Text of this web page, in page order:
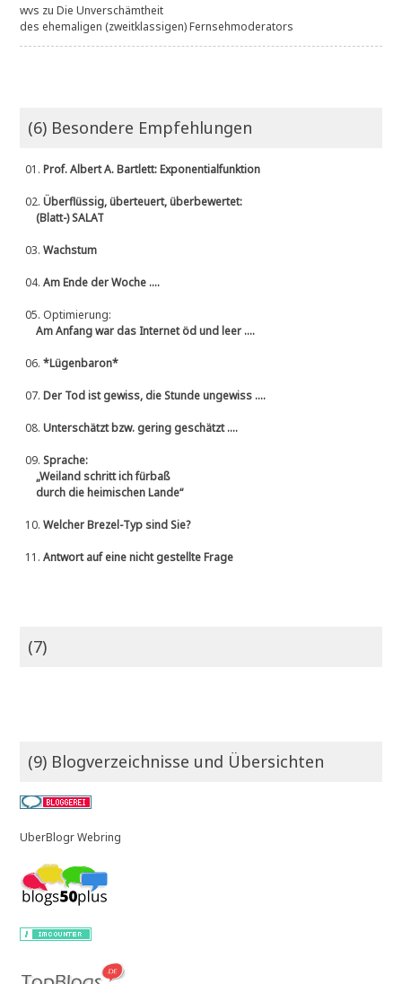
wvs zuDie Unverschämtheit
des ehemaligen (zweitklassigen) Fernsehmoderators
(6) Besondere Empfehlungen
01.Prof. Albert A. Bartlett: Exponentialfunktion
02.Überflüssig, überteuert, überbewertet:
(Blatt-) SALAT
03.Wachstum
04.Am Ende der Woche ....
05. Optimierung:
Am Anfang war das Internet öd und leer ....
06.*Lügenbaron*
07.Der Tod ist gewiss, die Stunde ungewiss ....
08.Unterschätzt bzw. gering geschätzt ....
09.Sprache:
„Weiland schritt ich fürbaß
durch die heimischen Lande“
10.Welcher Brezel-Typ sind Sie?
11.Antwort auf eine nicht gestellte Frage
(7)
(9) Blogverzeichnisse und Übersichten
UberBlogr Webring